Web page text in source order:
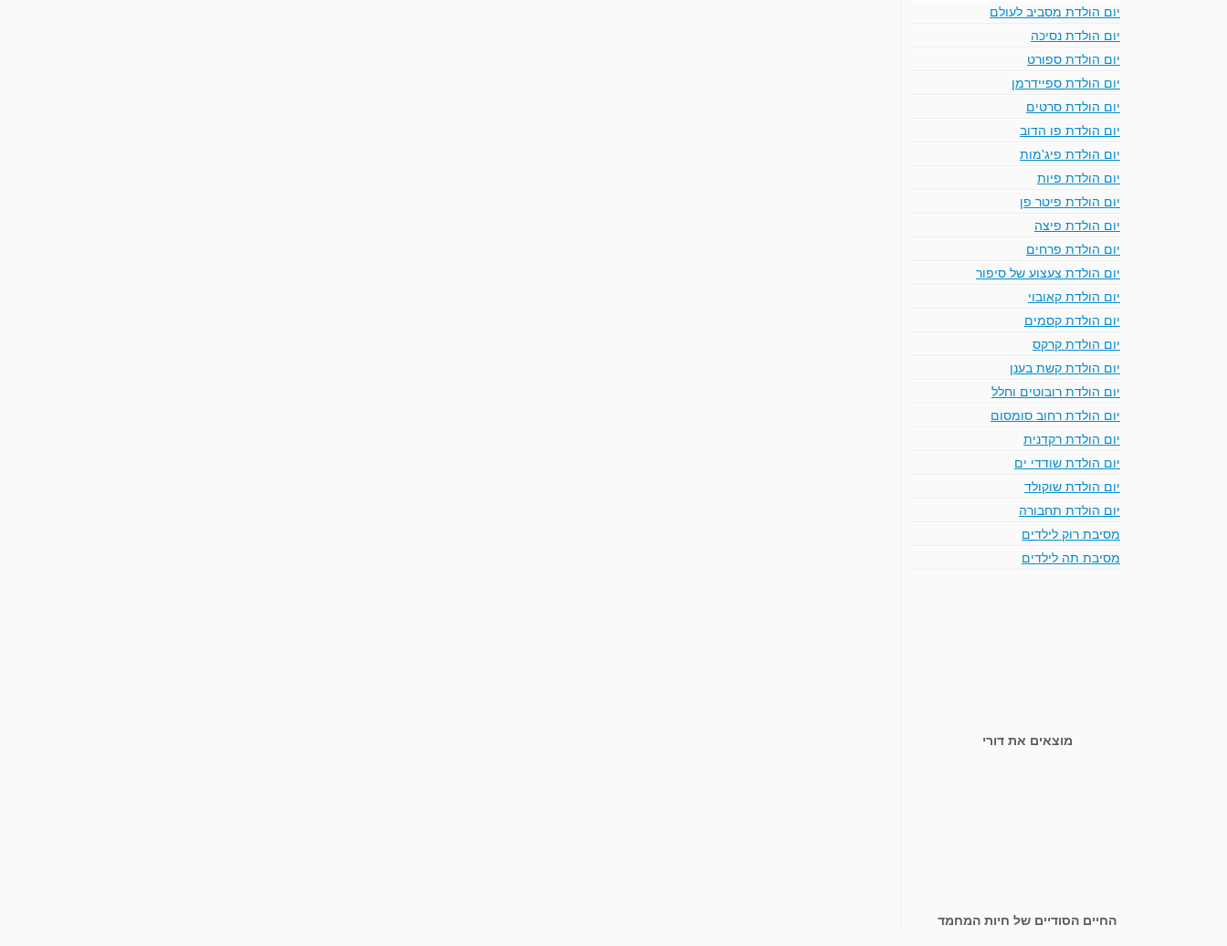
יום הולדת מסביב לעולם
יום הולדת נסיכה
יום הולדת ספורט
יום הולדת ספיידרמן
יום הולדת סרטים
יום הולדת פו הדוב
יום הולדת פיג'מות
יום הולדת פיות
יום הולדת פיטר פן
יום הולדת פיצה
יום הולדת פרחים
יום הולדת צעצוע של סיפור
יום הולדת קאובוי
יום הולדת קסמים
יום הולדת קרקס
יום הולדת קשת בענן
יום הולדת רובוטים וחלל
יום הולדת רחוב סומסום
יום הולדת רקדנית
יום הולדת שודדי ים
יום הולדת שוקולד
יום הולדת תחבורה
מסיבת רוק לילדים
מסיבת תה לילדים
מוצאים את דורי
החיים הסודיים של חיות המחמד